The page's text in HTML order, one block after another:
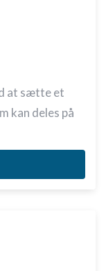
at sætte et
kan deles på